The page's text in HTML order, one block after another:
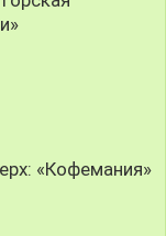
«Кофемания»